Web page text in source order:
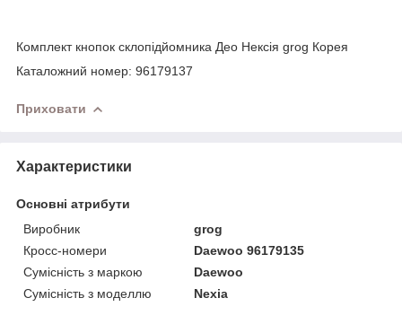
Комплект кнопок склопідйомника Део Нексія grog Корея
Каталожний номер: 96179137
Приховати
Характеристики
Основні атрибути
Виробник
grog
Кросс-номери
Daewoo 96179135
Сумісність з маркою
Daewoo
Сумісність з моделлю
Nexia